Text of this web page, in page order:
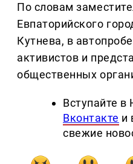
По словам
Евпаторийского
Кутнева, в
активистов и
общественных
Вступайте
Вконтакте и
свежие